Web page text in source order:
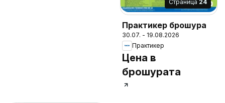
Cтраница 24
Практикер брошура
30.07. - 19.08.2026
Практикер
Цена в
брошурата